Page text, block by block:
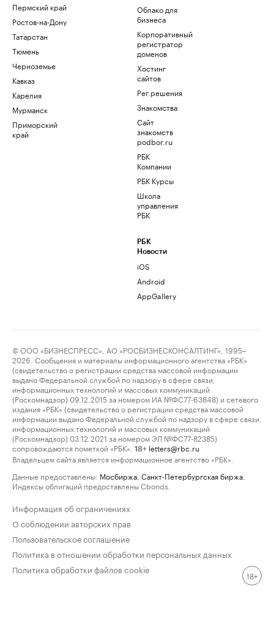
Пермский край
Ростов-на-Дону
Татарстан
Тюмень
Черноземье
Кавказ
Карелия
Мурманск
Приморский
край
Облако для
бизнеса
Корпоративный
регистратор
доменов
Хостинг
сайтов
Рег.решения
Знакомства
Сайт
знакомств
podbor.ru
РБК
Компании
РБК Курсы
Школа
управления
РБК
РБК
Новости
iOS
Android
AppGallery
© ООО «БИЗНЕСПРЕСС», АО «РОСБИЗНЕСКОНСАЛТИНГ», 1995–
2026. Сообщения и материалы информационного агентства «РБК»
(свидетельство о регистрации средства массовой информации
выдано Федеральной службой по надзору в сфере связи,
информационных технологий и массовых коммуникаций
(Роскомнадзор) 09.12.2015 за номером ИА №ФС77-63848) и сетевого
издания «РБК» (свидетельство о регистрации средства массовой
информации выдано Федеральной службой по надзору в сфере связи,
информационных технологий и массовых коммуникаций
(Роскомнадзор) 03.12.2021 за номером ЭЛ №ФС77-82385)
сопровождаются пометкой «РБК».
18+ letters@rbc.ru
Владельцем сайта является информационное агентство «РБК».
Данные предоставлены: Мосбиржа Санкт-Петербургская биржа
Индексы облигаций предоставлены Cbonds.
Информация об ограничениях
О соблюдении авторских прав
Пользовательское соглашение
Политика в отношении обработки персональных данных
Политика обработки файлов cookie
18+